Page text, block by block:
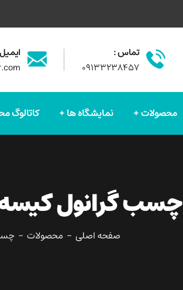
تماس :
۰۹۱۳۳۲۳۸۴۵۷
محصولات نمایشگاه ها کاتالوگ
چسب گرانول کیسه ای
صفحه اصلی محصولات چسب